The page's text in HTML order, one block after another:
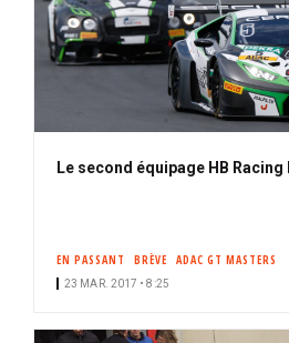
Le second équipage HB Racing
EN PASSANT BRÈVE ADAC GT MASTERS
23 MAR. 2017 • 8:25